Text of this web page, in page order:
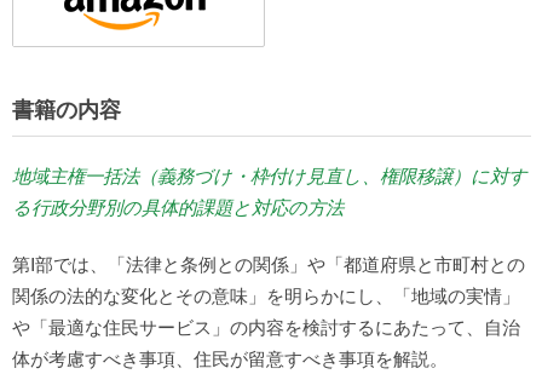
書籍の内容
地域主権一括法（義務づけ・枠付け見直し、権限移譲）に対す
る行政分野別の具体的課題と対応の方法
第Ⅰ部では、「法律と条例との関係」や「都道府県と市町村との
関係の法的な変化とその意味」を明らかにし、「地域の実情」
や「最適な住民サービス」の内容を検討するにあたって、自治
体が考慮すべき事項、住民が留意すべき事項を解説。